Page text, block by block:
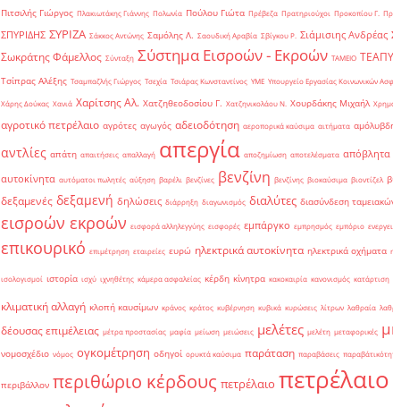
Πιτσιλής Γιώργος Πλακιωτάκης Γιάννης Πολωνία Πούλου Γιώτα Πρέβεζα Πρατηριούχοι Προκοπίου Γ.
ΣΠΥΡΙΔΗΣ ΣΥΡΙΖΑ Σάκκος Αντώνης Σαμόλης Λ. Σαουδική Αραβία Σβίγκου Ρ. Σιάμισιης Ανδρέας
Σωκράτης Φάμελλος Σύνταξη Σύστημα Εισροών - Εκροών ΤΑΜΕΙΟ
Τσίπρας Αλέξης Τσαμπαζλής Γιώργος Τσεχία Τσιάρας Κωνσταντίνος ΥΜΕ Υπουργείο Εργασίας Κοινωνικών
Χάρης Δούκας Χανιά Χαρίτσης Αλ. Χατζηθεοδοσίου Γ. Χατζηνικολάου Ν. Χουρδάκης Μιχαήλ
αγροτικό πετρέλαιο αγρότες αγωγός αδειοδότηση αεροπορικά καύσιμα αιτήματα
αντλίες απάτη απαιτήσεις απαλλαγή απεργία αποζημίωση αποτελέσματα απόβλητα
αυτοκίνητα αυτόματοι πωλητές αύξηση βαρέλι βενζίνες βενζίνη βενζίνης βιοκαύσιμα βιοντίζελ
δεξαμενές δεξαμενή δηλώσεις διάρρηξη διαγωνισμός διαλύτες διασύνδεση
εισροών εκροών εισφορά αλληλεγγύης εισφορές εμπάργκο εμπρησμός εμπόριο
επικουρικό επιμέτρηση εταιρείες ευρώ ηλεκτρικά αυτοκίνητα ηλεκτρικά οχήματα
ισολογισμοί ιστορία ισχύ ιχνηθέτης κάμερα ασφαλείας κέρδη κίνητρα κακοκαιρία κανονισμός κατάρτιση
κλιματική αλλαγή κλοπή καυσίμων κράνος κράτος κυβέρνηση κυβικά κυρώσεις λίτρων λαθραία
δέουσας επιμέλειας μέτρα προστασίας μαφία μείωση μειώσεις μελέτες μελέτη μεταφορικές
νομοσχέδιο νόμος ογκομέτρηση οδηγοί ορυκτά καύσιμα παράταση παραβάσεις
περιβάλλον περιθώριο κέρδους πετρέλαιο